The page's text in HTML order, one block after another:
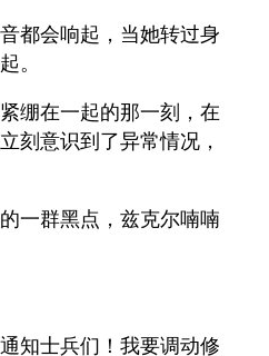
都会响起，当她转过身
。
绷在一起的那一刻，在
刻意识到了异常情况，
一群黑点，兹克尔喃喃
知士兵们！我要调动修